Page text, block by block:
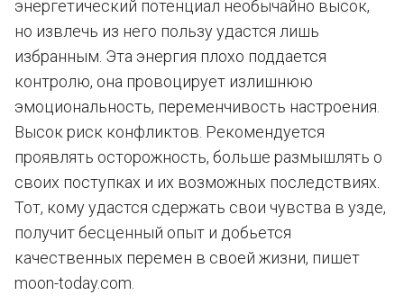
энергетический потенциал необычайно высок,
но извлечь из него пользу удастся лишь
избранным. Эта энергия плохо поддается
контролю, она провоцирует излишнюю
эмоциональность, переменчивость настроения.
Высок риск конфликтов. Рекомендуется
проявлять осторожность, больше размышлять о
своих поступках и их возможных последствиях.
Тот, кому удастся сдержать свои чувства в узде,
получит бесценный опыт и добьется
качественных перемен в своей жизни, пишет
moon-today.com.